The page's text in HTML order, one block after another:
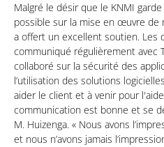
Malgré le désir que le KNMI
possible sur la mise en œuvre de
a offert un excellent soutien. Les
communiqué régulièrement avec
collaboré sur la sécurité des
l’utilisation des solutions
aider le client et à venir pour
communication est bonne et se
M. Huizenga. « Nous avons
et nous n’avons jamais